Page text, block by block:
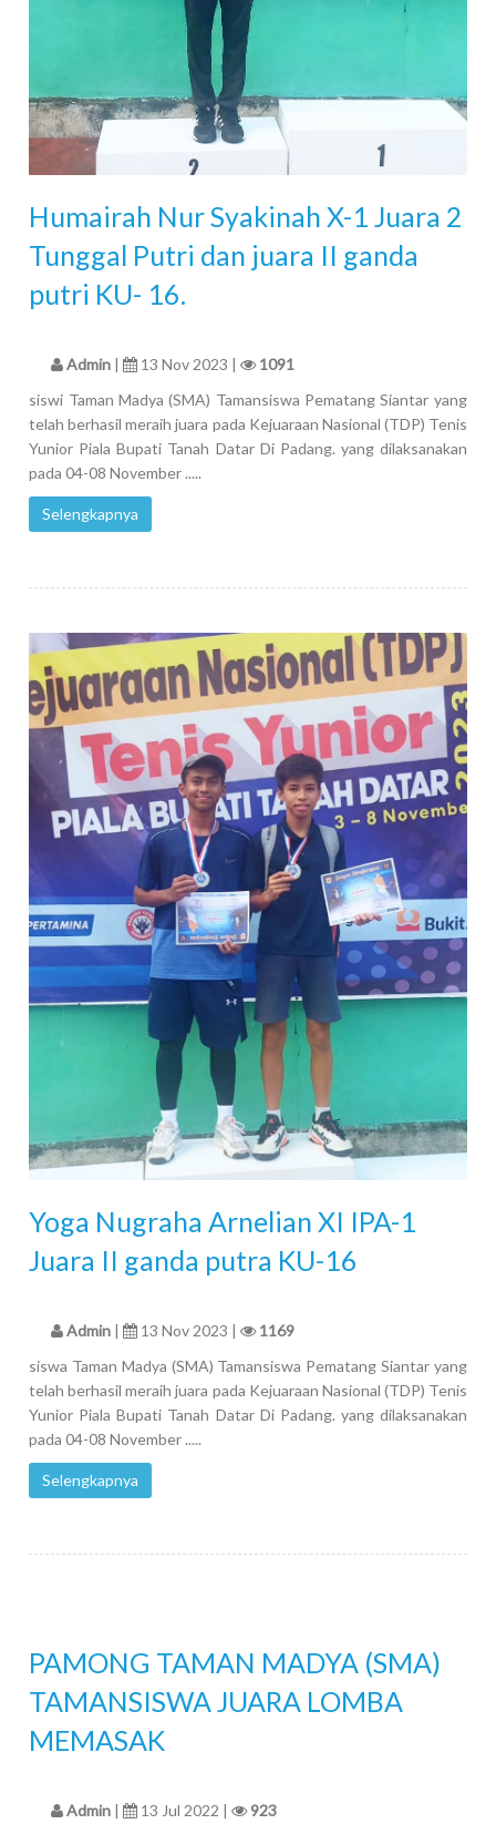
Humairah Nur Syakinah X-1 Juara 2
Tunggal Putri dan juara II ganda
putri KU- 16.
Admin | 13 Nov 2023 |
1091
siswi Taman Madya (SMA) Tamansiswa Pematang Siantar yang
telah berhasil meraih juara pada Kejuaraan Nasional (TDP) Tenis
Yunior Piala Bupati Tanah Datar Di Padang. yang dilaksanakan
pada 04-08 November .....
Selengkapnya
Yoga Nugraha Arnelian XI IPA-1
Juara II ganda putra KU-16
Admin | 13 Nov 2023 |
1169
siswa Taman Madya (SMA) Tamansiswa Pematang Siantar yang
telah berhasil meraih juara pada Kejuaraan Nasional (TDP) Tenis
Yunior Piala Bupati Tanah Datar Di Padang. yang dilaksanakan
pada 04-08 November .....
Selengkapnya
PAMONG TAMAN MADYA (SMA)
TAMANSISWA JUARA LOMBA
MEMASAK
Admin | 13 Jul 2022 | 923